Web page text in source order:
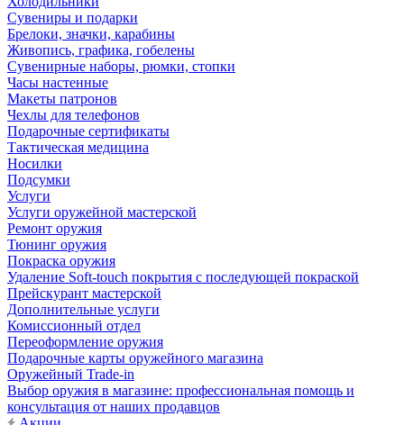
Сувениры и подарки
Брелоки, значки, карабины
Живопись, графика, гобелены
Сувенирные наборы, рюмки, стопки
Часы настенные
Макеты патронов
Чехлы для телефонов
Подарочные сертификаты
Тактическая медицина
Носилки
Подсумки
Услуги
Услуги оружейной мастерской
Ремонт оружия
Тюнинг оружия
Покраска оружия
Удаление Soft-touch покрытия с последующей покраской
Прейскурант мастерской
Дополнительные услуги
Комиссионный отдел
Переоформление оружия
Подарочные карты оружейного магазина
Оружейный Trade-in
Выбор оружия в магазине: профессиональная помощь и
консультация от наших продавцов